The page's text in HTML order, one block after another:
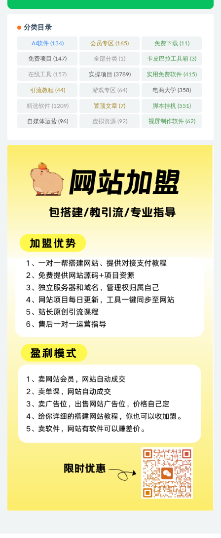
分类目录
Ai软件(134) 会员专区 (165) 免费下载 (11)
免费项目 (147) 全部分类 (1) 卡皮巴拉工具箱 (3)
在线工具 (157) 实操项目 (3789) 实用免费软件 (415)
引流教程 (44) 游戏专区 (64) 电商大学 (358)
精选软件(1209) 置顶文章 (7) 脚本挂机 (551)
自媒体运营(96) 虚拟资源(92) 视屏制作软件(62)